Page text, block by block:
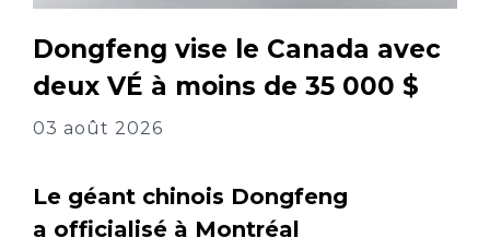
Dongfeng vise le Canada avec
deux VÉ à moins de 35 000 $
03 août 2026
Le géant chinois Dongfeng
a officialisé à Montréal